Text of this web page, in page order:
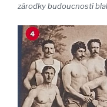
zárodky budoucností